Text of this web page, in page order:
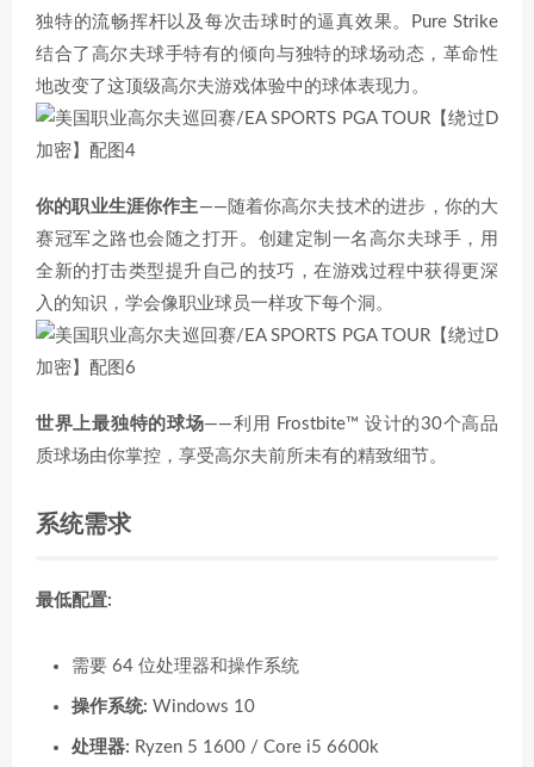
独特的流畅挥杆以及每次击球时的逼真效果。Pure Strike
结合了高尔夫球手特有的倾向与独特的球场动态，革命性
地改变了这顶级高尔夫游戏体验中的球体表现力。
你的职业生涯你作主——随着你高尔夫技术的进步，你的大
赛冠军之路也会随之打开。创建定制一名高尔夫球手，用
全新的打击类型提升自己的技巧，在游戏过程中获得更深
入的知识，学会像职业球员一样攻下每个洞。
世界上最独特的球场——利用 Frostbite™ 设计的30个高品
质球场由你掌控，享受高尔夫前所未有的精致细节。
系统需求
最低配置:
需要 64 位处理器和操作系统
操作系统: Windows 10
处理器: Ryzen 5 1600 / Core i5 6600k